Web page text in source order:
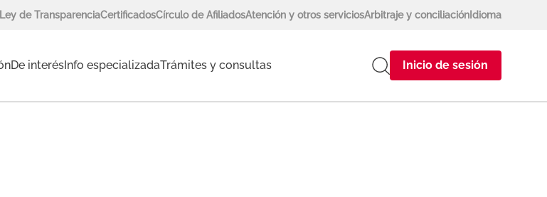
Ley de TransparenciaCertificadosCírculo de AfiliadosAtención y otros serviciosArbitraje y conciliación Idioma
De interésInfo especializadaTrámites y consultas Inicio de sesión